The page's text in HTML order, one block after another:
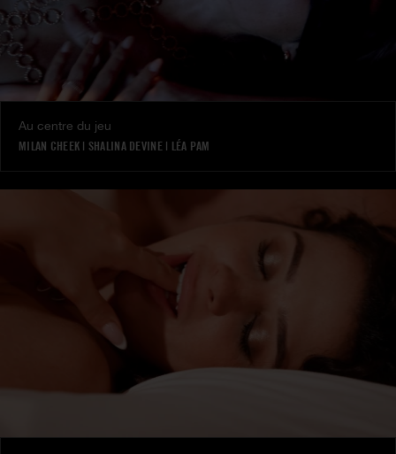
Au centre du jeu
MILAN CHEEK | SHALINA DEVINE| LÉA PAM